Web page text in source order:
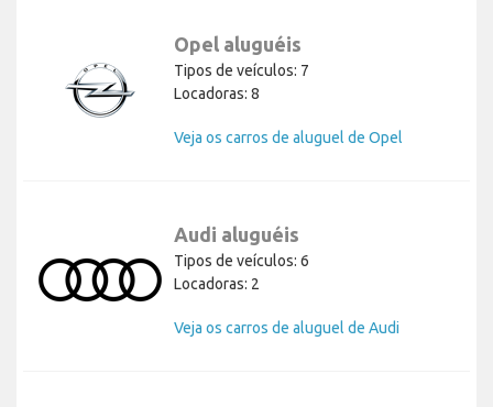
Opel aluguéis
Tipos de veículos: 7
Locadoras: 8
Veja os carros de aluguel de Opel
Audi aluguéis
Tipos de veículos: 6
Locadoras: 2
Veja os carros de aluguel de Audi